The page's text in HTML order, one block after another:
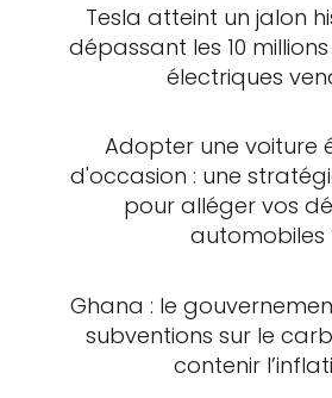
Tesla atteint un jalon
dépassant les 10
électriques
Adopter une voiture
d'occasion : une
pour alléger vos
automobiles
Ghana : le
subventions sur le
contenir